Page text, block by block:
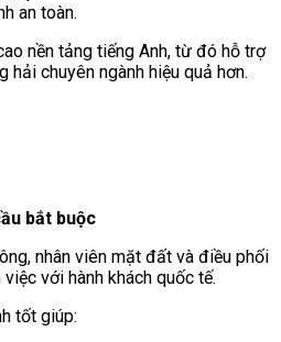
an toàn.
nền tảng tiếng Anh, từ đó hỗ trợ
hải chuyên ngành hiệu quả hơn.
bắt buộc
nhân viên mặt đất và điều phối
với hành khách quốc tế.
tốt giúp: